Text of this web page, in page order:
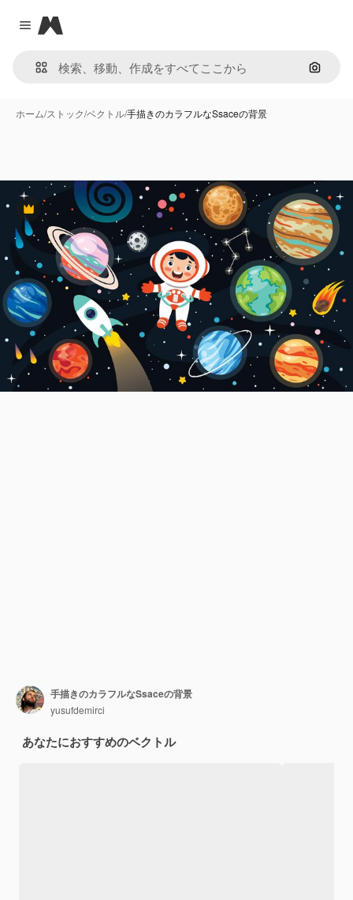
Close menu
Magnific
画像で
ホーム/ストック/ベクトル/手描きのカラフルなSsaceの背景
Premium
手描きのカラフルなSsaceの背景
yusufdemirci
あなたにおすすめのベクトル